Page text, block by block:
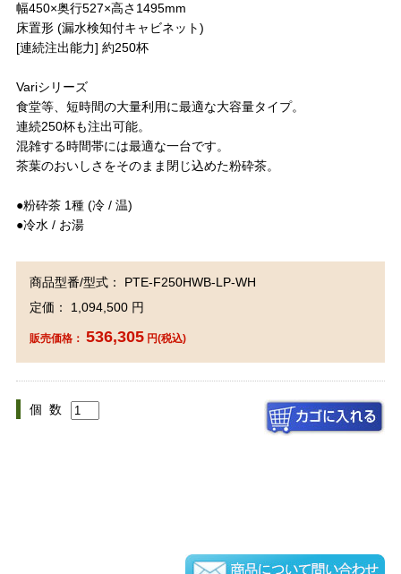
幅450×奥行527×高さ1495mm
床置形 (漏水検知付キャビネット)
[連続注出能力] 約250杯
Variシリーズ
食堂等、短時間の大量利用に最適な大容量タイプ。
連続250杯も注出可能。
混雑する時間帯には最適な一台です。
茶葉のおいしさをそのまま閉じ込めた粉砕茶。
●粉砕茶 1種 (冷 / 温)
●冷水 / お湯
商品型番/型式： PTE-F250HWB-LP-WH
定価： 1,094,500 円
販売価格： 536,305円(税込)
個 数